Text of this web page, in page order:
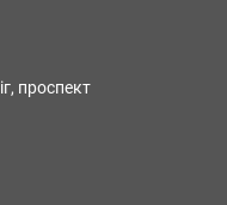
проспект